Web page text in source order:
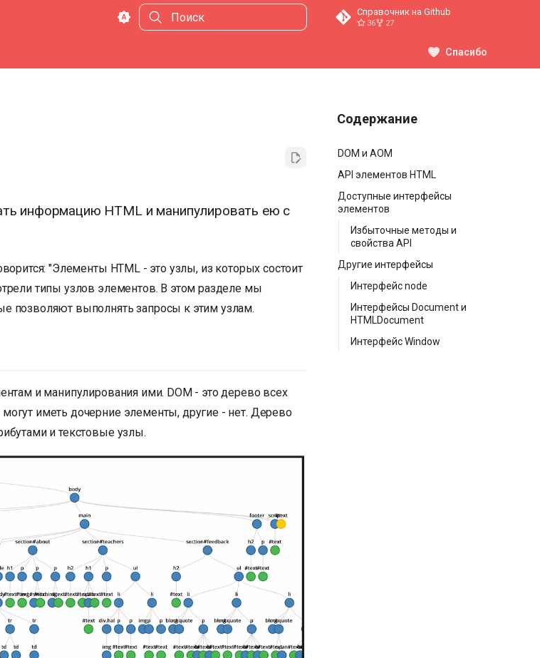
Справочник на Github
36 27
Спасибо
Содержание
DOM и AOM
API элементов HTML
Доступные интерфейсы
элементов
Избыточные методы и
свойства API
Другие интерфейсы
Интерфейс node
Интерфейсы Document и
HTMLDocument
Интерфейс Window
информацию HTML и манипулировать ею с
"Элементы HTML - это узлы, из которых состоит
типы узлов элементов. В этом разделе мы
позволяют выполнять запросы к этим узлам.
и манипулирования ими. DOM - это дерево всех
иметь дочерние элементы, другие - нет. Дерево
и текстовые узлы.